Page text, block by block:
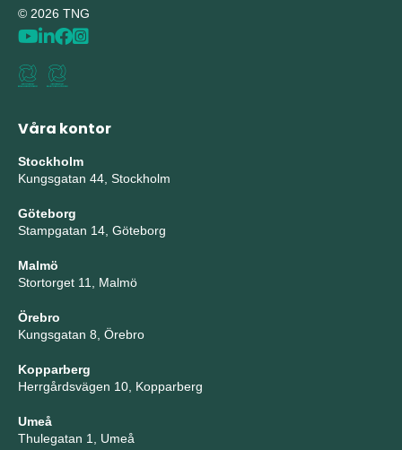
© 2026 TNG
Våra kontor
Stockholm
Kungsgatan 44, Stockholm
Göteborg
Stampgatan 14, Göteborg
Malmö
Stortorget 11, Malmö
Örebro
Kungsgatan 8, Örebro
Kopparberg
Herrgårdsvägen 10, Kopparberg
Umeå
Thulegatan 1, Umeå